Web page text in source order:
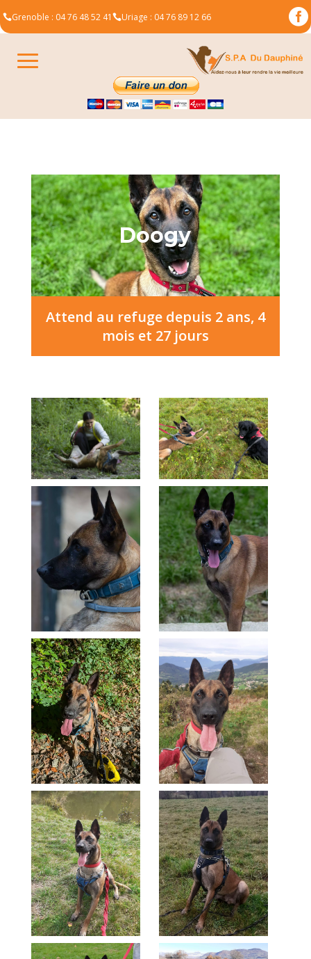
Grenoble : 04 76 48 52 41 Uriage : 04 76 89 12 66 
Doogy
Attend au refuge depuis 2 ans, 4
mois et 27 jours